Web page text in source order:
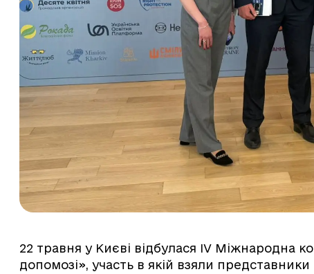
22 травня у Києві відбулася IV Міжнародна
допомозі», участь в якій взяли представники